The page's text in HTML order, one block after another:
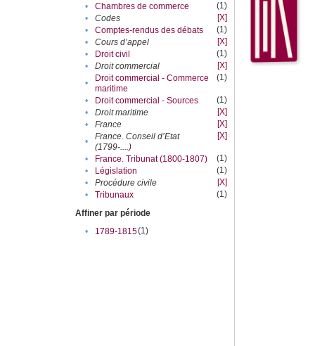
•
Chambres de commerce
(1)
•
Codes
[X]
•
Comptes-rendus des débats
(1)
•
Cours d’appel
[X]
•
Droit civil
(1)
•
Droit commercial
[X]
•
Droit commercial - Commerce
maritime
(1)
• Droit commercial - Sources
(1)
•
Droit maritime
[X]
•
France
[X]
•
France. Conseil d’Etat
(1799-....)
[X]
• France. Tribunat (1800-1807)
(1)
•
Législation
(1)
•
Procédure civile
[X]
•
Tribunaux
(1)
Affiner par période
•
1789-1815(1)